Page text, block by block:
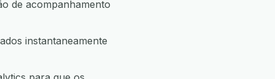
de acompanhamento
instantaneamente